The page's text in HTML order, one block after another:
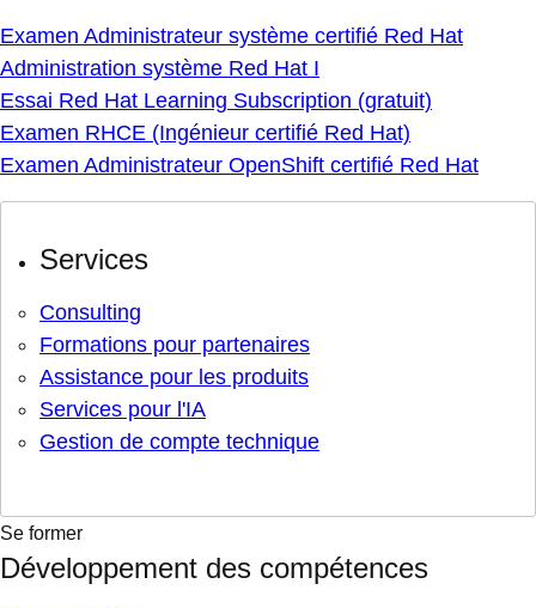
Examen Administrateur système certifié Red Hat
Administration système Red Hat I
Essai Red Hat Learning Subscription (gratuit)
Examen RHCE (Ingénieur certifié Red Hat)
Examen Administrateur OpenShift certifié Red Hat
Services
Consulting
Formations pour partenaires
Assistance pour les produits
Services pour l'IA
Gestion de compte technique
Se former
Développement des compétences